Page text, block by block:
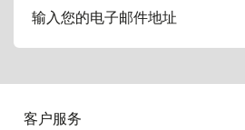
输入您的电子邮件地址
客户服务